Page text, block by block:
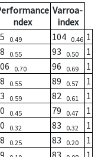
ndex
Varroa-
index
0.49 104 0.46 1
0.55 93 0.50
1
0.70 96 0.69
1
0.55 89 0.57
1
0.59 82 0.61
1
0.45 79 0.47
1
0.32 83 0.32
1
0.25 83 0.20
1